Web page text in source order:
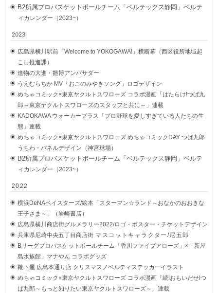
B2所属プロバスケットボールチーム「ベルテックス静岡」 ベルテ
ィ カレンダー（2023~）
2023
広島県横川駅前「Welcome to YOKOGAWA!」横断幕（西区役所地域起
こし推進課）
進物の大進・雛博アンバサダー
うえむらちか MV「おこのみやきソング」ロゴデザイン
めちゃコミック×東京ヤクルトスワローズ コラボ漫画「はたらけ!つば九
郎～東京ヤクルトスワローズのスタッフと共に～」連載
KADOKAWA ウォーカープラス「プロ野球を愛しすぎている人たちの生
態」連載
めちゃコミック×東京ヤクルトスワローズ めちゃコミックDAY つば九郎
うちわ・パネルデザイン（神宮球場）
B2所属プロバスケットボールチーム「ベルテックス静岡」 ベルテ
ィ カレンダー（2023~）
2022
横浜DeNAベイスターズ/絵本「スターマン☆ランド～おなかのおおきな
王子さま～」（岩崎書店）
広島県横川商店街グルメラリー2022/ロゴ・ポスター・チケットデザイン
兵庫県尼崎中央五丁目商店街 マスコットキャラクター/尼五郎
Bリーグプロバスケットボールチーム「香川ファイブアローズ」×「新屋
島水族館」 マナやん コラボグッズ
靴下屋 広島本通り店 クリスマスノベルティステッカーイラスト
めちゃコミック×東京ヤクルトスワローズ コラボ漫画「続!おもいだせ!つ
ば九郎～もっと知りたい東京ヤクルトスワローズ～」連載